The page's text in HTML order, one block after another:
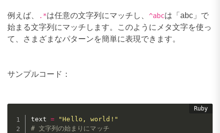
例えば、 .*は任意の文字列にマッチし、 ^abcは「abc」で
始まる文字列にマッチします。このようにメタ文字を使っ
て、さまざまなパターンを簡単に表現できます。
サンプルコード：
text =
"Hello, world!"
# 文字列の始まりにマッチ